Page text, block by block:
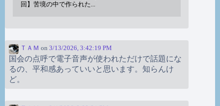
回】苦境の中で作られた...
ＴＡＭ on 3/13/2026, 3:42:19 PM
国会の点呼で電子音声が使われただけで話題にな
るの、平和感あっていいと思います。知らんけ
ど。